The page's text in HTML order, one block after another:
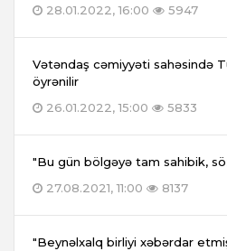
28.01.2022, 16:00
5947
Vətəndaş cəmiyyəti sahəsində
öyrənilir
26.01.2022, 15:00
5833
"Bu gün bölgəyə tam sahibik,
27.08.2021, 11:00
8137
"Beynəlxalq birliyi xəbərdar